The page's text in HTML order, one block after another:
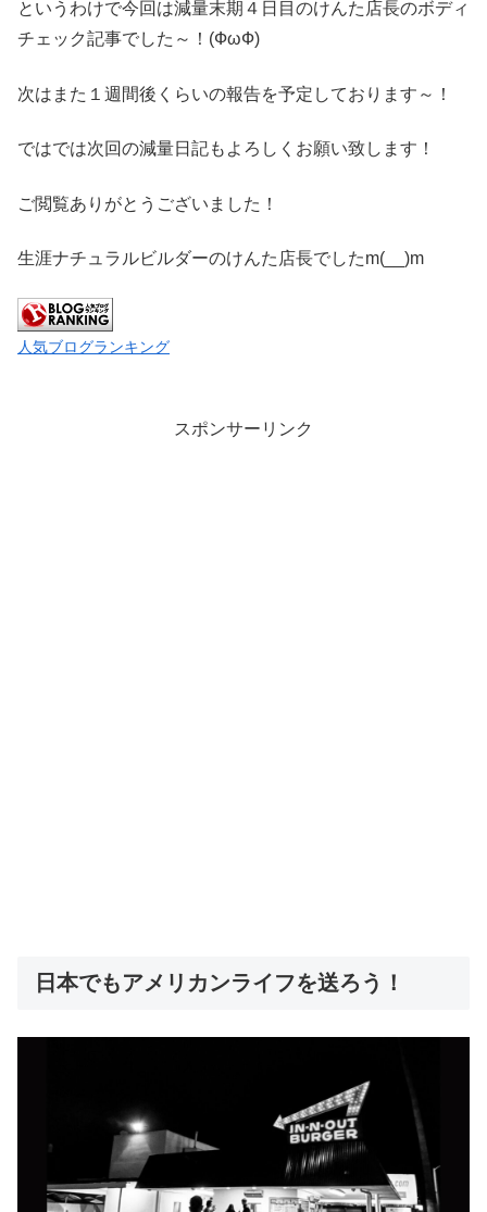
というわけで今回は減量末期４日目のけんた店長のボディ
チェック記事でした～！(ФωФ)
次はまた１週間後くらいの報告を予定しております～！
ではでは次回の減量日記もよろしくお願い致します！
ご閲覧ありがとうございました！
生涯ナチュラルビルダーのけんた店長でしたm(__)m
人気ブログランキング
スポンサーリンク
日本でもアメリカンライフを送ろう！